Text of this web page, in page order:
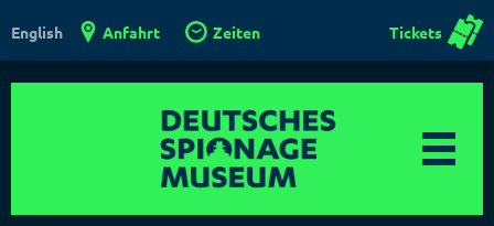
English Anfahrt Zeiten Tickets